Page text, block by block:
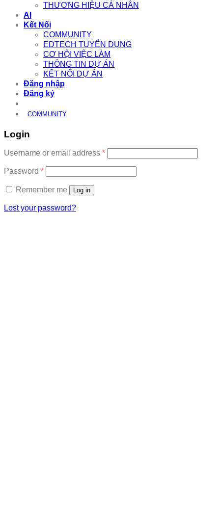
THƯƠNG HIỆU CÁ NHÂN
AI
Kết Nối
COMMUNITY
EDTECH TUYỂN DỤNG
CƠ HỘI VIỆC LÀM
THÔNG TIN DỰ ÁN
KẾT NỐI DỰ ÁN
Đăng nhập
Đăng ký
COMMUNITY
Login
Username or email address *Required
Password *Required
Remember me Log in
Lost your password?